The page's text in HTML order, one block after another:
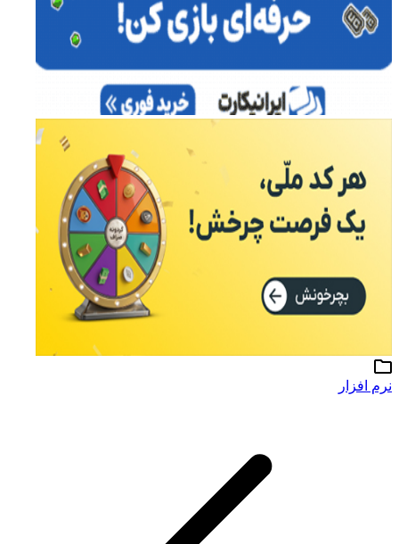
نرم افزار